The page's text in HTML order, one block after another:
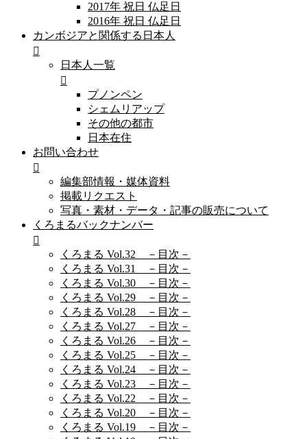
2017年 祝日 仏足日
2016年 祝日 仏足日
カンボジアと関係する日本人
日本人一覧
プノンペン
シェムリアップ
その他の都市
日本在住
お問い合わせ
編集部情報・媒体資料
掲載リクエスト
写真・素材・データ・記事の販売について
くろまるバックナンバー
くろまる Vol.32 －目次－
くろまる Vol.31 －目次－
くろまる Vol.30 －目次－
くろまる Vol.29 －目次－
くろまる Vol.28 －目次－
くろまる Vol.27 －目次－
くろまる Vol.26 －目次－
くろまる Vol.25 －目次－
くろまる Vol.24 －目次－
くろまる Vol.23 －目次－
くろまる Vol.22 －目次－
くろまる Vol.20 －目次－
くろまる Vol.19 －目次－